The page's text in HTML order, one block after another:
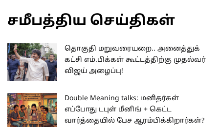
சமீபத்திய செய்திகள்
தொகுதி மறுவரையறை.. அனைத்துக்
கட்சி எம்.பிக்கள் கூட்டத்திற்கு முதல்வர்
விஜய் அழைப்பு!
Double Meaning talks: மனிதர்கள்
எப்போது டபுள் மீனிங் + கெட்ட
வார்த்தையில் பேச ஆரம்பிக்கிறார்கள்?